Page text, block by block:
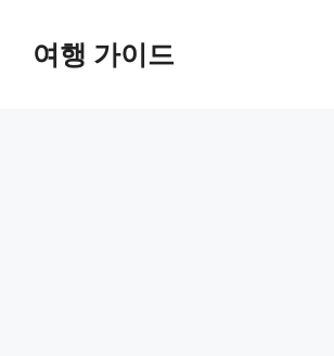
여행 가이드